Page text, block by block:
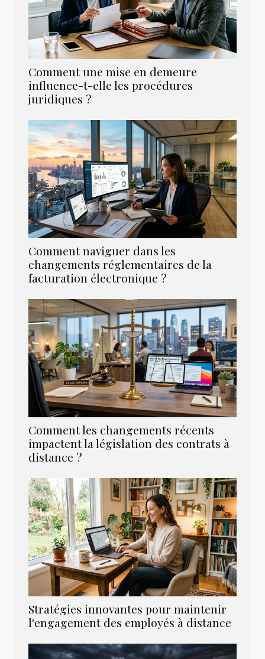
Comment une mise en demeure
influence-t-elle les procédures
juridiques ?
Comment naviguer dans les
changements réglementaires de la
facturation électronique ?
Comment les changements récents
impactent la législation des contrats à
distance ?
Stratégies innovantes pour maintenir
l'engagement des employés à distance